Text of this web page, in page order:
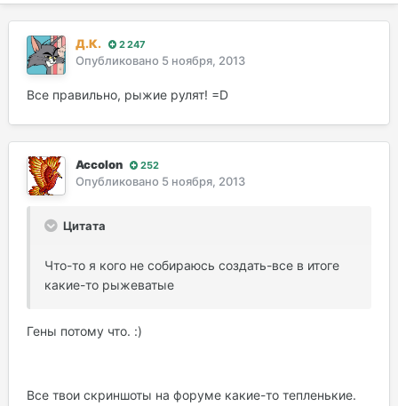
Д.К. 2 247
Опубликовано 5 ноября, 2013
Все правильно, рыжие рулят! =D
Accolon 252
Опубликовано 5 ноября, 2013
Цитата
Что-то я кого не собираюсь создать-все в итоге
какие-то рыжеватые
Гены потому что. :)
Все твои скриншоты на форуме какие-то тепленькие.